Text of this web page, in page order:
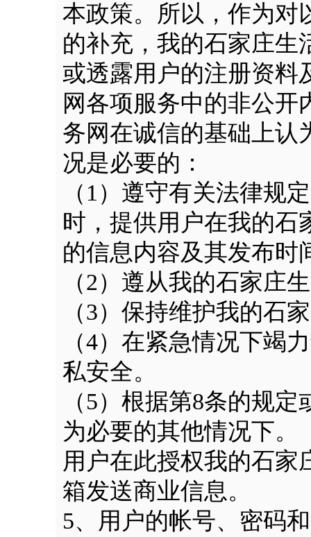
本政策。所以，作为对
的补充，我的石家庄生
或透露用户的注册资料
网各项服务中的非公开
务网在诚信的基础上认
况是必要的：
（1）遵守有关法律规
时，提供用户在我的石
的信息内容及其发布时
（2）遵从我的石家庄
（3）保持维护我的石
（4）在紧急情况下竭
私安全。
（5）根据第8条的规
为必要的其他情况下。
用户在此授权我的石家
箱发送商业信息。
5、用户的帐号、密码